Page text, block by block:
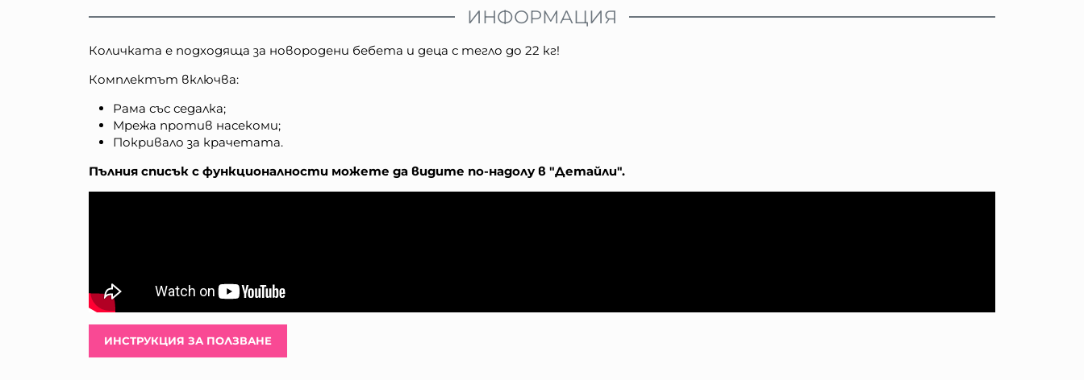
ИНФОРМАЦИЯ
Количката е подходяща за новородени бебета и деца с тегло до 22 кг!
Комплектът включва:
Рама със седалка;
Мрежа против насекоми;
Покривало за крачетата.
Пълния списък с функционалности можете да видите по-надолу в "Детайли".
ИНСТРУКЦИЯ ЗА ПОЛЗВАНЕ